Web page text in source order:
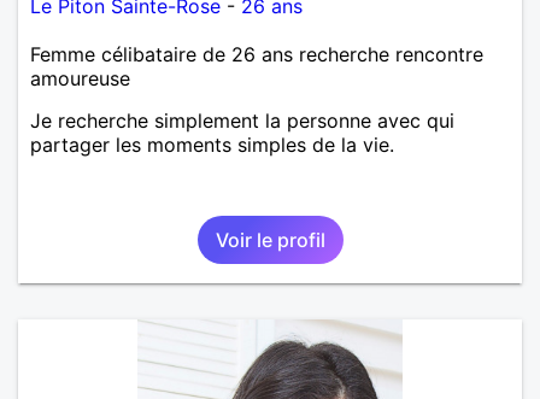
Le Piton Sainte-Rose - 26 ans
Femme célibataire de 26 ans recherche rencontre
amoureuse
Je recherche simplement la personne avec qui
partager les moments simples de la vie.
Voir le profil